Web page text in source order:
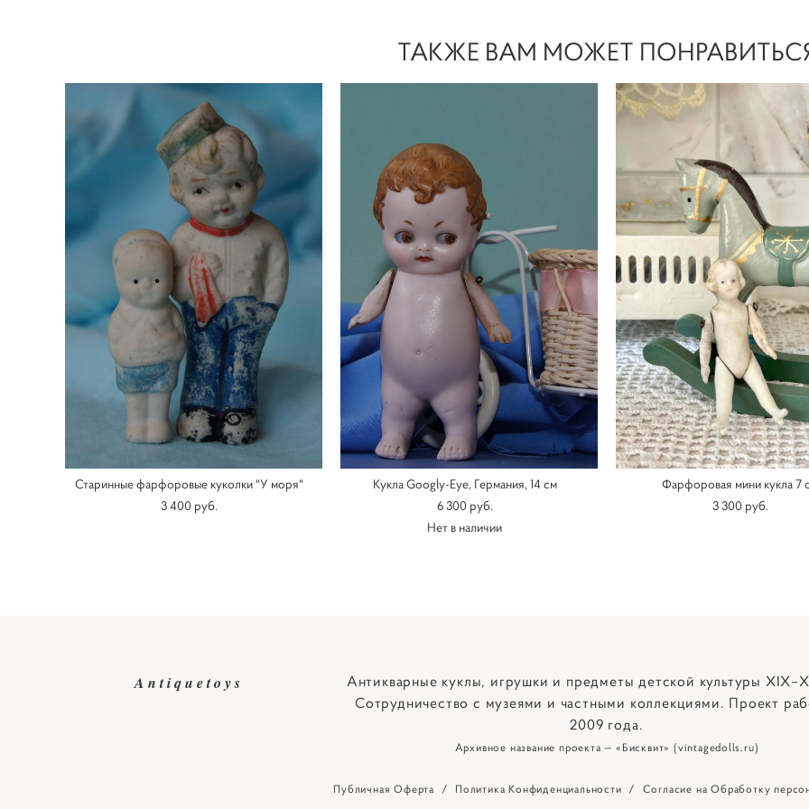
ТАКЖЕ ВАМ МОЖЕТ
Старинные фарфоровые куколки "У моря"
3 400 pуб.
Кукла Googly-Eye, Германия, 14 см
6 300 pуб.
Нет в наличии
Фарфоровая мини кукла 7
3 300 pуб.
Antiquetoys
Антикварные куклы, игрушки и предметы детской культуры
Сотрудничество с музеями и частными коллекциями. Проект
2009 года.
Архивное название проекта — «Бисквит» (vintagedolls.ru)
Публичная Оферта / Политика Конфиденциальности / Согласие на Обработку